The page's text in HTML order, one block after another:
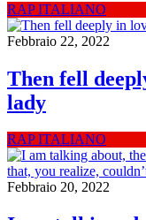
RAP ITALIANO
Febbraio 22, 2022
Then fell
lady
RAP ITALIANO
Febbraio 20, 2022